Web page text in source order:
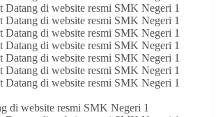
Datang di website resmi SMK Negeri 1
Datang di website resmi SMK Negeri 1
Datang di website resmi SMK Negeri 1
Datang di website resmi SMK Negeri 1
Datang di website resmi SMK Negeri 1
Datang di website resmi SMK Negeri 1
Datang di website resmi SMK Negeri 1
di website resmi SMK Negeri 1